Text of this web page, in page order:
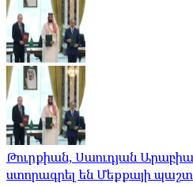
Թուրքիան, Սաուդյան
ստորագրել են Մեքքայի